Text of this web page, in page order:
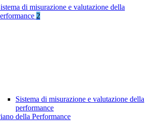
di misurazione e valutazione della
2
Sistema di misurazione e valutazione della
performance
della Performance